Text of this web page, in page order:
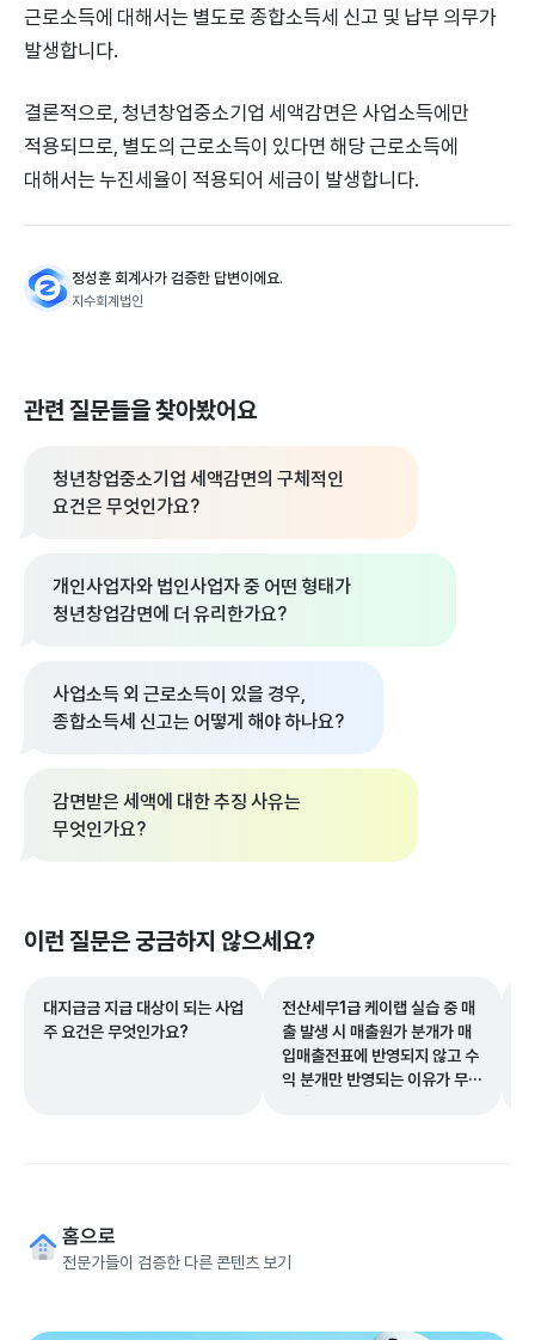
근로소득에 대해서는 별도로 종합소득세 신고 및 납부 의무가
발생합니다.
결론적으로, 청년창업중소기업 세액감면은 사업소득에만
적용되므로, 별도의 근로소득이 있다면 해당 근로소득에
대해서는 누진세율이 적용되어 세금이 발생합니다.
정성훈 회계사가 검증한 답변이에요.
지수회계법인
관련 질문들을 찾아봤어요
청년창업중소기업 세액감면의 구체적인
요건은 무엇인가요?
개인사업자와 법인사업자 중 어떤 형태가
청년창업감면에 더 유리한가요?
사업소득 외 근로소득이 있을 경우,
종합소득세 신고는 어떻게 해야 하나요?
감면받은 세액에 대한 추징 사유는
무엇인가요?
이런 질문은 궁금하지 않으세요?
대지급금 지급 대상이 되는 사업
주 요건은 무엇인가요?
전산세무1급 케이랩 실습 중 매
출 발생 시 매출원가 분개가 매
입매출전표에 반영되지 않고 수
익 분개만 반영되는 이유가 무엇
인가요?
홈으로
전문가들이 검증한 다른 콘텐츠 보기